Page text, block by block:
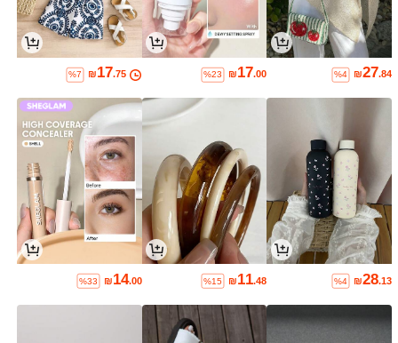
₪27.84
%4
₪17.00
%23
₪17.75
%7
₪28.13
%4
₪11.48
%15
₪14.00
%33